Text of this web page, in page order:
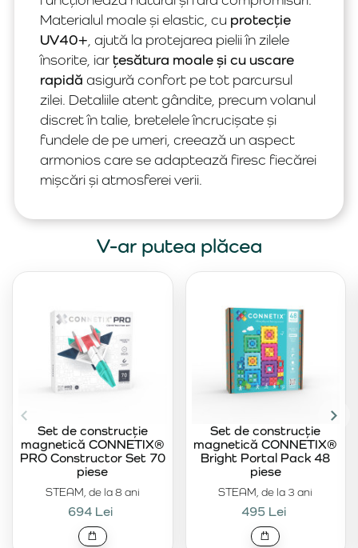
Materialul moale și elastic, cu protecție
UV40+ , ajută la protejarea pielii în zilele
însorite, iarțesătura moale și cu uscare
rapidă asigură confort pe tot parcursul
zilei. Detaliile atent gândite, precum volanul
discret în talie, bretelele încrucișate și
fundele de pe umeri, creează un aspect
armonios care se adaptează firesc fiecărei
mișcări și atmosferei verii.
V-ar putea plăcea
STEAM, de la 8 ani
Set de construcție
magnetică CONNETIX®
PRO Constructor Set 70
piese
694 Lei
STEAM, de la 3 ani
Set de construcție
magnetică CONNETIX®
Bright Portal Pack 48
piese
495 Lei